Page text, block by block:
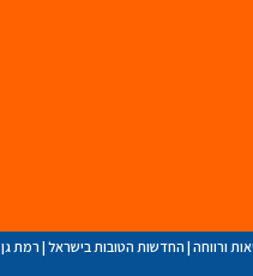
ורווחה | החדשות הטובות בישראל | רמת גן